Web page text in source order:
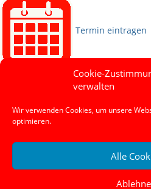
Cookie-
verwalten
Wir verwenden Cookies, um unsere
optimieren.
Alle
Termin eintragen
Social Media